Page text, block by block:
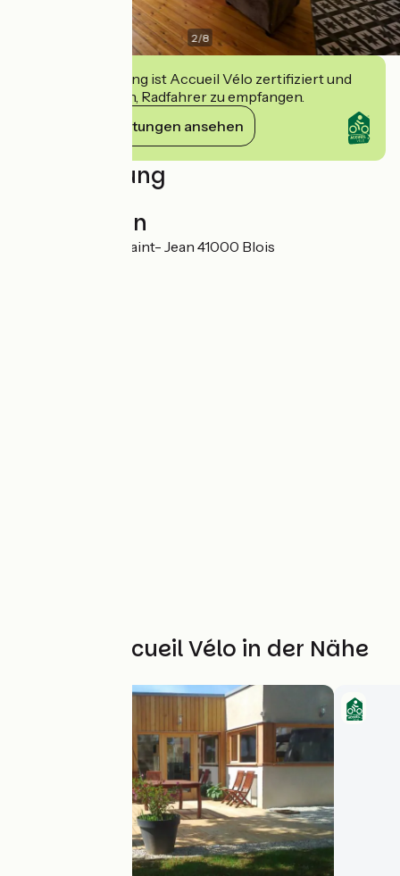
2/8
Diese Einrichtung ist Accueil Vélo zertifiziert und
verpflichtet sich, Radfahrer zu empfangen.
Ihre Verpflichtungen ansehen
Beschreibung
Localisation
21 Rue du Bourg Saint- Jean 41000 Blois
Weitere Accueil Vélo in der Nähe